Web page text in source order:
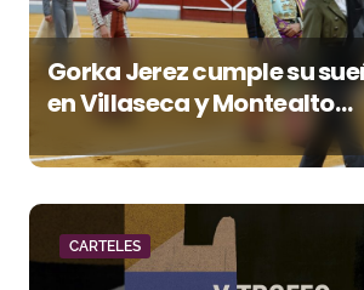
Gorka Jerez cumple su
en Villaseca y Montealto
firma una tarde para el
recuerdo
CARTELES